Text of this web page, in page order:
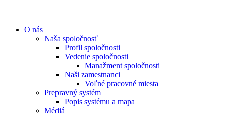
O nás
Naša spoločnosť
Profil spoločnosti
Vedenie spoločnosti
Manažment spoločnosti
Naši zamestnanci
Voľné pracovné miesta
Prepravný systém
Popis systému a mapa
Médiá